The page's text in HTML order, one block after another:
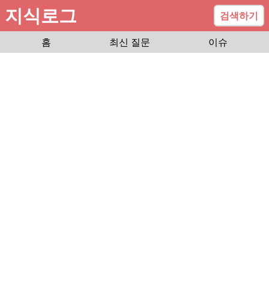
지식로그
검색하기
홈
최신 질문 이슈